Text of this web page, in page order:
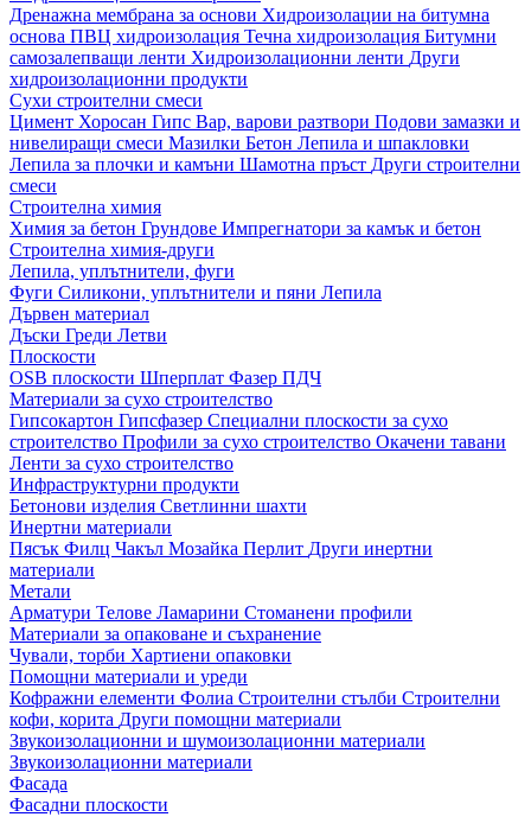
Дренажна мембрана за основи Хидроизолации на битумна
основа ПВЦ хидроизолация Течна хидроизолация Битумни
самозалепващи ленти Хидроизолационни ленти Други
хидроизолационни продукти
Сухи строителни смеси
Цимент Хоросан Гипс Вар, варови разтвори Подови замазки и
нивелиращи смеси Мазилки Бетон Лепила и шпакловки
Лепила за плочки и камъни Шамотна пръст Други строителни
смеси
Строителна химия
Химия за бетон Грундове Импрегнатори за камък и бетон
Строителна химия-други
Лепила, уплътнители, фуги
Фуги Силикони, уплътнители и пяни Лепила
Дървен материал
Дъски Греди Летви
Плоскости
OSB плоскости Шперплат Фазер ПДЧ
Материали за сухо строителство
Гипсокартон Гипсфазер Специални плоскости за сухо
строителство Профили за сухо строителство Окачени тавани
Ленти за сухо строителство
Инфраструктурни продукти
Бетонови изделия Светлинни шахти
Инертни материали
Пясък Филц Чакъл Мозайкa Перлит Други инертни
материали
Метали
Арматури Телове Ламарини Стоманени профили
Материали за опаковане и съхранение
Чували, торби Хартиени опаковки
Помощни материали и уреди
Кофражни елементи Фолиа Строителни стълби Строителни
кофи, корита Други помощни материали
Звукоизолационни и шумоизолационни материали
Звукоизолационни материали
Фасада
Фасадни плоскости